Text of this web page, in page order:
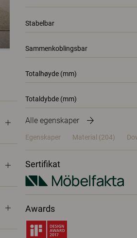
Stabelbar
Sammenkoblingsbar
Totalhøyde (mm)
Totaldybde (mm)
Alle egenskaper
Egenskaper Material (204)
Sertifikat
Awards